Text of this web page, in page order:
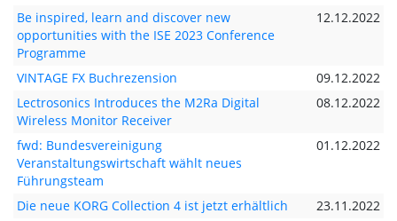
Be inspired, learn and discover new
opportunities with the ISE 2023 Conference
Programme
12.12.2022
VINTAGE FX Buchrezension
09.12.2022
Lectrosonics Introduces the M2Ra Digital
Wireless Monitor Receiver
08.12.2022
fwd: Bundesvereinigung
Veranstaltungswirtschaft wählt neues
Führungsteam
01.12.2022
Die neue KORG Collection 4 ist jetzt erhältlich
23.11.2022